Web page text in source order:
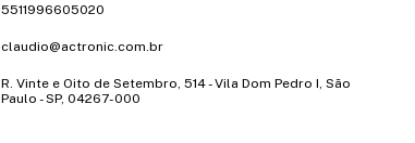
5511996605020
claudio@actronic.com.br
R. Vinte e Oito de Setembro, 514 - Vila Dom Pedro I, São
Paulo - SP, 04267-000